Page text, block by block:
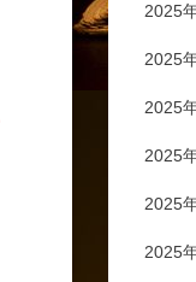
2025
2025
2025
2025
2025
2025